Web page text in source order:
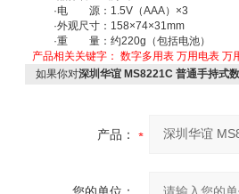
·电 源：1.5V（AAA）×3
·外观尺寸：158×74×31mm
·重 量：约220g（包括电池）
产品相关关键字： 数字多用表 万用电表 万
如果你对深圳华谊 MS8221C 普通手持式
产品：